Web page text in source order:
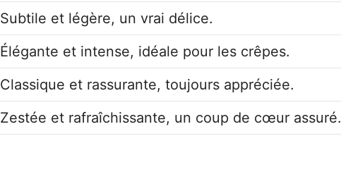
Subtile et légère, un vrai délice.
Élégante et intense, idéale pour les crêpes.
Classique et rassurante, toujours appréciée.
Zestée et rafraîchissante, un coup de cœur assuré.